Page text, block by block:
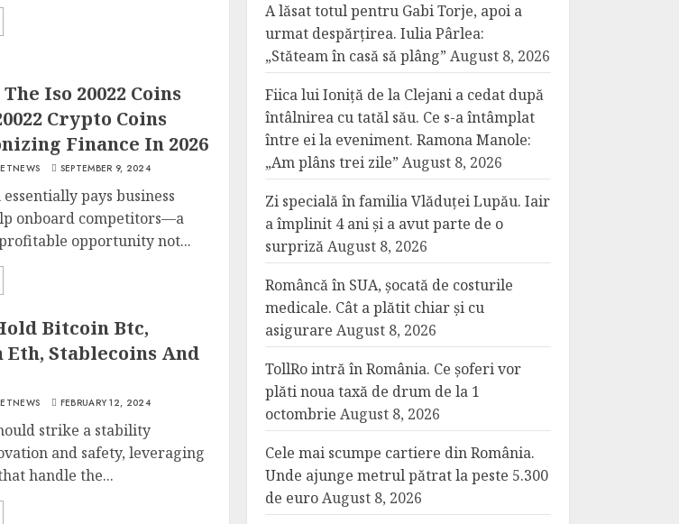
Iso 20022 Coins
Crypto Coins
Finance In 2026
SEPTEMBER 9, 2024
pays business
onboard competitors—a
opportunity not...
Bitcoin Btc,
Stablecoins And
FEBRUARY 12, 2024
strike a stability
and safety, leveraging
handle the...
A lăsat totul pentru Gabi Torje, apoi a
urmat despărțirea. Iulia Pârlea:
„Stăteam în casă să plâng” August 8, 2026
Fiica lui Ioniță de la Clejani a cedat după
întâlnirea cu tatăl său. Ce s-a întâmplat
între ei la eveniment. Ramona Manole:
„Am plâns trei zile” August 8, 2026
Zi specială în familia Vlăduței Lupău. Iair
a împlinit 4 ani și a avut parte de o
surprizăAugust 8, 2026
Româncă în SUA, șocată de costurile
medicale. Cât a plătit chiar și cu
asigurare August 8, 2026
TollRo intră în România. Ce șoferi vor
plăti noua taxă de drum de la 1
octombrie August 8, 2026
Cele mai scumpe cartiere din România.
Unde ajunge metrul pătrat la peste 5.300
de euroAugust 8, 2026